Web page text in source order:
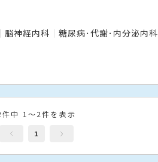
脳神経内科 糖尿病･代謝･内分泌内科
件中 1～2件を表示
1